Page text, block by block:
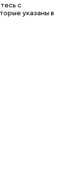
Департамента
города Москвы.
технологии
информации
с
указаны в